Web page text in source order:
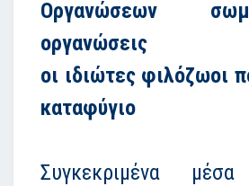
Οργανώσεων
οργανώσεις
οι ιδιώτες φιλόζωοι
καταφύγιο
Συγκεκριμένα